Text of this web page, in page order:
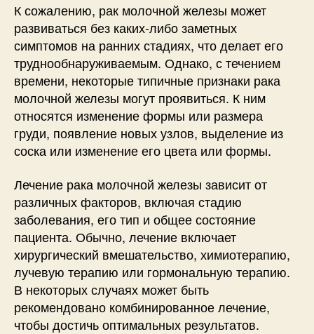
К сожалению, рак молочной железы может
развиваться без каких-либо заметных
симптомов на ранних стадиях, что делает его
труднообнаруживаемым. Однако, с течением
времени, некоторые типичные признаки рака
молочной железы могут проявиться. К ним
относятся изменение формы или размера
груди, появление новых узлов, выделение из
соска или изменение его цвета или формы.
Лечение рака молочной железы зависит от
различных факторов, включая стадию
заболевания, его тип и общее состояние
пациента. Обычно, лечение включает
хирургический вмешательство, химиотерапию,
лучевую терапию или гормональную терапию.
В некоторых случаях может быть
рекомендовано комбинированное лечение,
чтобы достичь оптимальных результатов.